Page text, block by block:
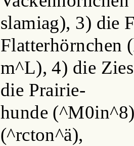
slamiag), 3) die
Flatterhörnchen
m^L), 4) die
die Prairie-
hunde
(^rcton^ä),